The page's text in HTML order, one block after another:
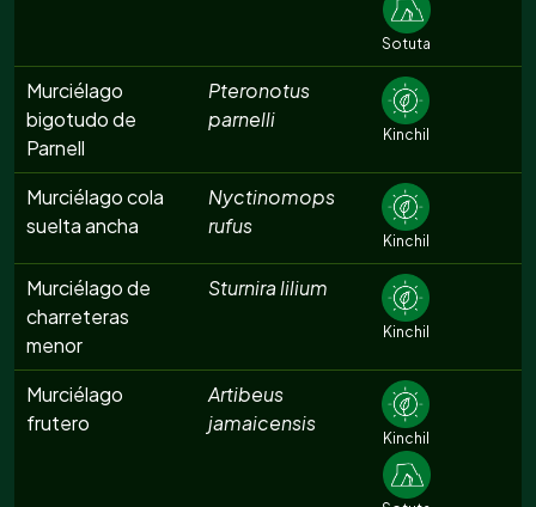
Sotuta
Murciélago
bigotudo de
Parnell
Pteronotus
parnelli
Kinchil
Murciélago cola
suelta ancha
Nyctinomops
rufus
Kinchil
Murciélago de
charreteras
menor
Sturnira lilium
Kinchil
Murciélago
frutero
Artibeus
jamaicensis
Kinchil